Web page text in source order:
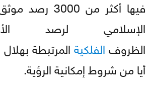
فيها أكثر من 3000 رصد موثق
الإسلامي لرصد
الظروفالفلكيةالمرتبطة بهلال
أيا من شروط إمكانية الرؤية.